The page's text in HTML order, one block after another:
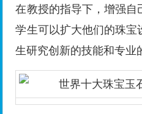
在教授的指导下，增强自
学生可以扩大他们的珠宝
生研究创新的技能和专业